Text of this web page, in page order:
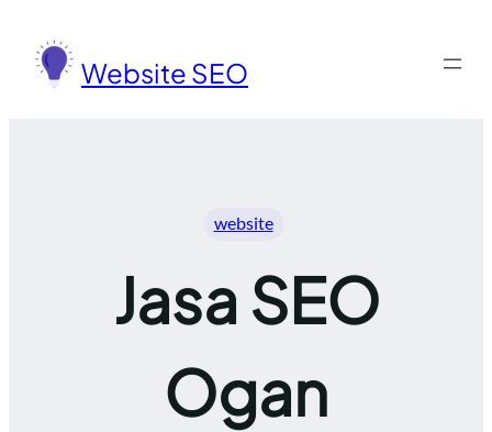
konten
Website SEO
website
Jasa SEO
Ogan